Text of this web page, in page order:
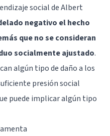
social de Albert
negativo el hecho
que no se consideran
socialmente ajustado.
algún tipo de daño a los
presión social
puede implicar algún tipo